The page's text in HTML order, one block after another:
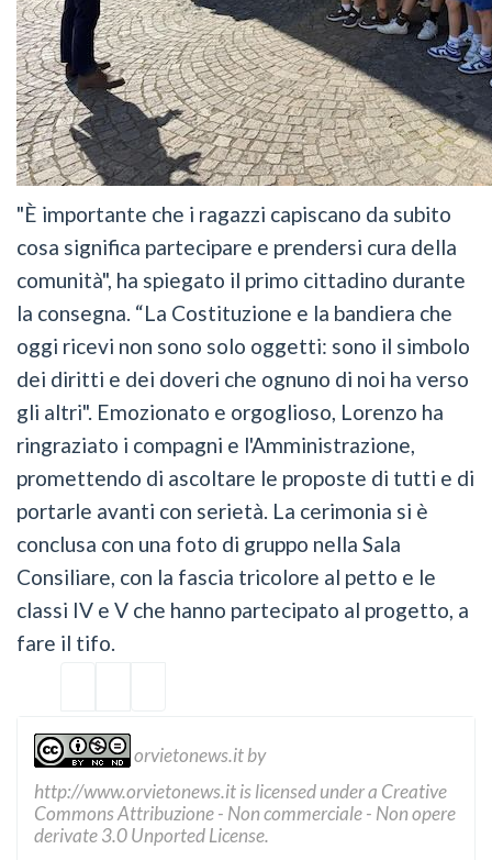
"È importante che i ragazzi capiscano da subito
cosa significa partecipare e prendersi cura della
comunità", ha spiegato il primo cittadino durante
la consegna. “La Costituzione e la bandiera che
oggi ricevi non sono solo oggetti: sono il simbolo
dei diritti e dei doveri che ognuno di noi ha verso
gli altri". Emozionato e orgoglioso, Lorenzo ha
ringraziato i compagni e l'Amministrazione,
promettendo di ascoltare le proposte di tutti e di
portarle avanti con serietà. La cerimonia si è
conclusa con una foto di gruppo nella Sala
Consiliare, con la fascia tricolore al petto e le
classi IV e V che hanno partecipato al progetto, a
fare il tifo.
orvietonews.itby
http://www.orvietonews.itis licensed under a Creative
Commons Attribuzione - Non commerciale - Non opere
derivate 3.0 Unported License.